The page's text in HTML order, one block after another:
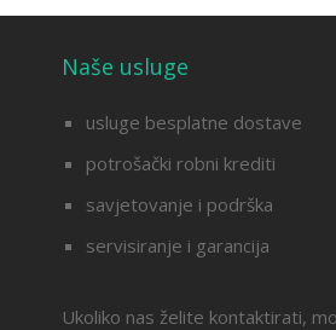
Naše usluge
usluge besplatne dostave
potrošački robni krediti
savjetovanje i podrška
servisiranje i garancija
Ukoliko nas želite kontaktirati,